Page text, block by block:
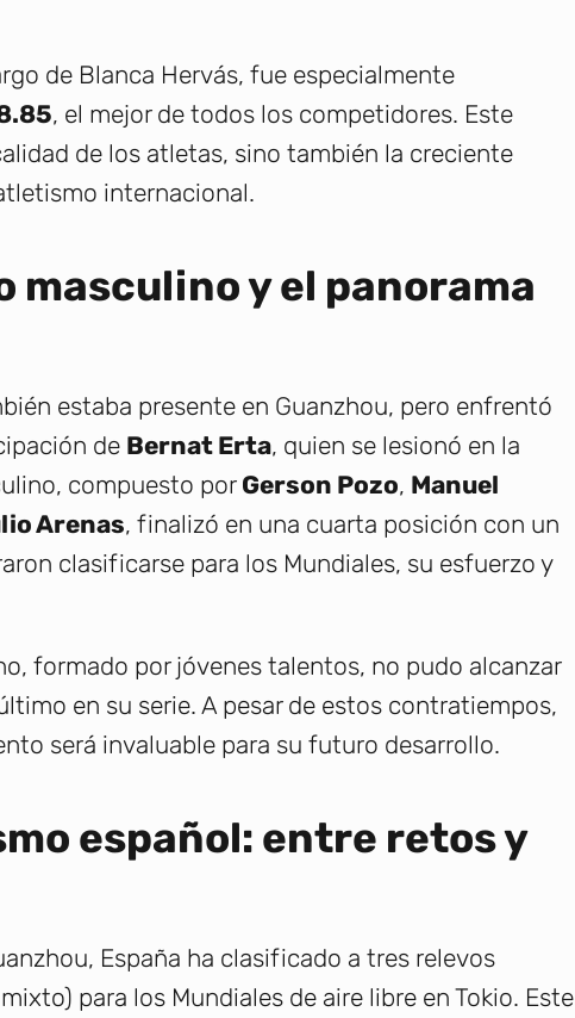
de Blanca Hervás, fue especialmente
, el mejor de todos los competidores. Este
de los atletas, sino también la creciente
internacional.
masculino y el panorama
estaba presente en Guanzhou, pero enfrentó
de Bernat Erta, quien se lesionó en la
compuesto por Gerson Pozo, Manuel
Arenas, finalizó en una cuarta posición con un
clasificarse para los Mundiales, su esfuerzo y
formado por jóvenes talentos, no pudo alcanzar
en su serie. A pesar de estos contratiempos,
será invaluable para su futuro desarrollo.
español: entre retos y
España ha clasificado a tres relevos
para los Mundiales de aire libre en Tokio. Este